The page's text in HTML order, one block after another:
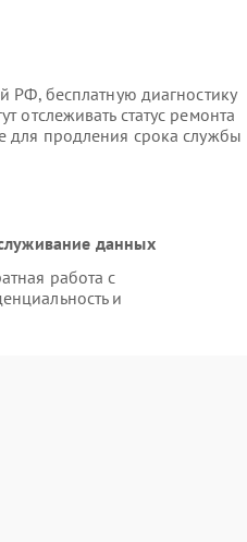
РФ, бесплатную диагностику
отслеживать статус ремонта
для продления срока службы
данных
работа с
и